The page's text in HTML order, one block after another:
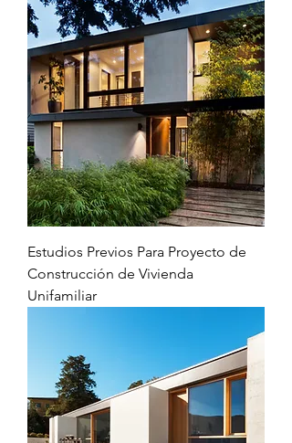
Estudios Previos Para Proyecto de
Construcción de Vivienda
Unifamiliar